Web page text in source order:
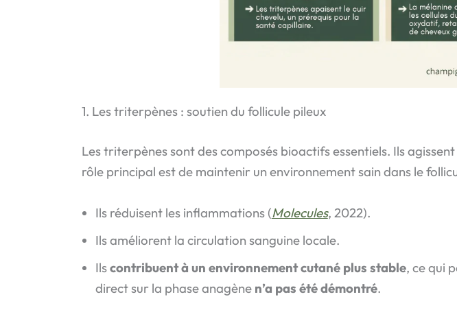
1. Les triterpènes : soutien du follicule pileux
Les triterpènes sont des composés bioactifs essentiels. Ils
rôle principal est de maintenir un environnement sain dans le
Ils réduisent les inflammations (Molecules, 2022).
Ils améliorent la circulation sanguine locale.
Ilscontribuent à un environnement cutané plus stable, ce qui
direct sur la phase anagène n’a pas été démontré.